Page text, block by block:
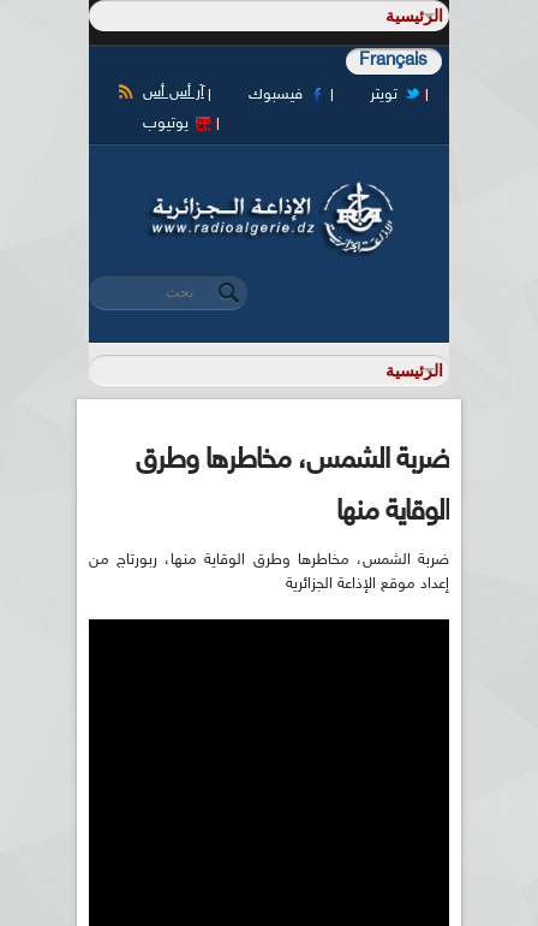
Français
آر أس أس فيسبوك
تويتر
يوتيوب
استمارة البحث
‏بحث ‏
ضربة الشمس، مخاطرها وطرق
الوقاية منها
ضربة الشمس، مخاطرها وطرق الوقاية منها، ربورتاج من
إعداد موقع الإذاعة الجزائرية